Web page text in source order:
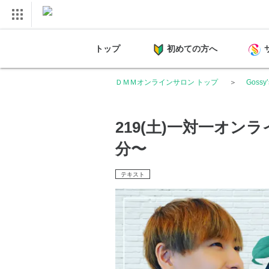
トップ 初めての方へ
ＤＭＭオンラインサロン トップ
219(土)一対一オン
分〜
テキスト